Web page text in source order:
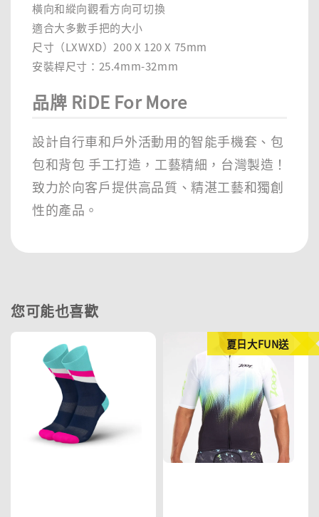
橫向和縱向觀看方向可切換
適合大多數手把的大小
尺寸（LXWXD）200 X 120 X 75mm
安裝桿尺寸：25.4mm-32mm
品牌 RiDE For More
設計自行車和戶外活動用的智能手機套、包
包和背包 手工打造，工藝精細，台灣製造！
致力於向客戶提供高品質、精湛工藝和獨創
性的產品。
您可能也喜歡
夏日大FUN送